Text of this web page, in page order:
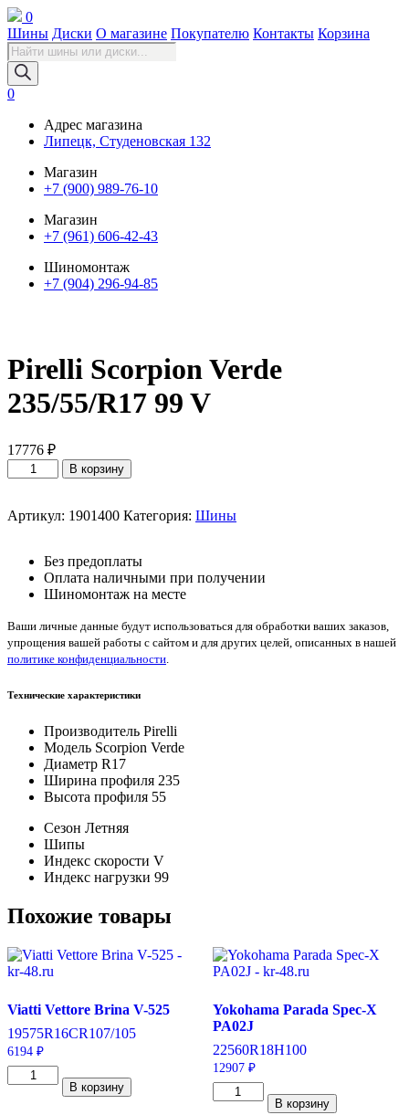
0
Шины Диски О магазине Покупателю Контакты Корзина
Поиск
товаров
0
Адрес магазина
Липецк, Студеновская 132
Магазин
+7 (900) 989-76-10
Магазин
+7 (961) 606-42-43
Шиномонтаж
+7 (904) 296-94-85
Pirelli Scorpion Verde
235/55/R17 99 V
17776 ₽
Количество
товара
Scorpion
В корзину
Артикул: 1901400 Категория: Шины
Без предоплаты
Оплата наличными при получении
Шиномонтаж на месте
Ваши личные данные будут использоваться для обработки ваших заказов,
упрощения вашей работы с сайтом и для других целей, описанных в нашей
политике конфиденциальности.
Технические характеристики
Производитель Pirelli
Модель Scorpion Verde
Диаметр R17
Ширина профиля 235
Высота профиля 55
Сезон Летняя
Шипы
Индекс скорости V
Индекс нагрузки 99
Похожие товары
Viatti Vettore Brina V-525
19575R16CR107/105
6194 ₽
Количество
товара
В корзину
Yokohama Parada Spec-X
PA02J
22560R18H100
12907 ₽
Количество
товара
В корзину